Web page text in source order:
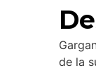
de la